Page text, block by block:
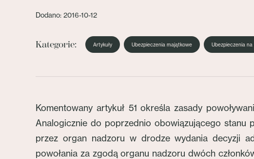
Dodano: 2016-10-12
Kategorie: Artykuły Ubezpieczenia majątkowe Ubezpieczenia na
Komentowany artykuł 51 określa zasady
Analogicznie do poprzednio obowiązującego stanu
przez organ nadzoru w drodze wydania decyzji
powołania za zgodą organu nadzoru dwóch